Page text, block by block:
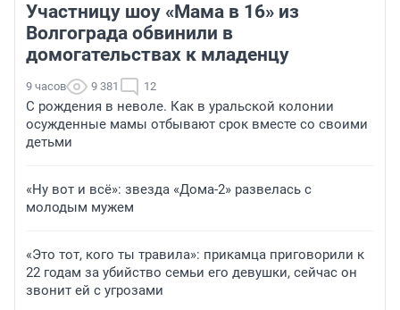
Участницу шоу «Мама в 16» из
Волгограда обвинили в
домогательствах к младенцу
9 часов 9 381 12
С рождения в неволе. Как в уральской колонии
осужденные мамы отбывают срок вместе со своими
детьми
«Ну вот и всё»: звезда «Дома-2» развелась с
молодым мужем
«Это тот, кого ты травила»: прикамца приговорили к
22 годам за убийство семьи его девушки, сейчас он
звонит ей с угрозами